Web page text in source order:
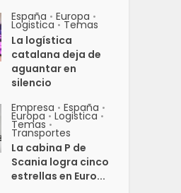
España • Europa •
Logistica • Temas
La logística
catalana deja de
aguantar en
silencio
Empresa • España •
Europa • Logistica •
Temas •
Transportes
La cabina P de
Scania logra cinco
estrellas en Euro...